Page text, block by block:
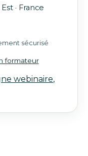
· France
sécurisé
formateur
webinaire,